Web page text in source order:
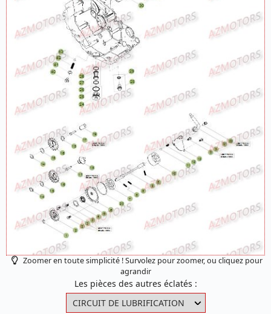
Zoomer en toute simplicité ! Survolez pour zoomer, ou cliquez pour
agrandir
Les pièces des autres éclatés :